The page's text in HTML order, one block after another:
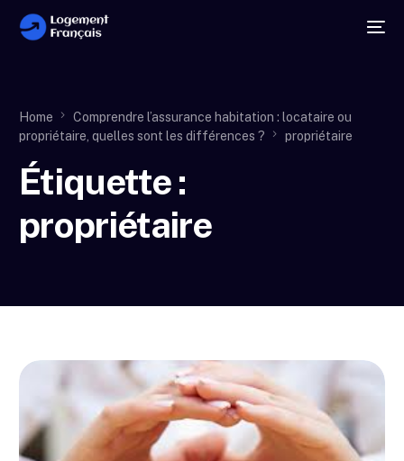
Home
Comprendre l’assurance habitation : locataire ou
propriétaire, quelles sont les différences ?
propriétaire
Étiquette :
propriétaire